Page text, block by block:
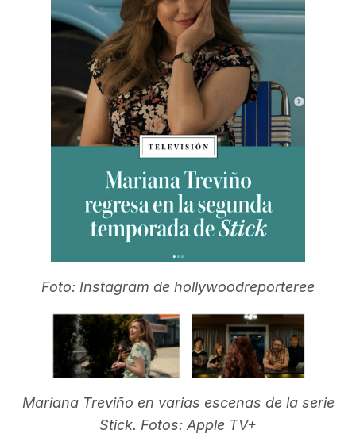
Foto: Instagram de hollywoodreporteree
Mariana Treviño en varias escenas de la serie
Stick. Fotos: Apple TV+